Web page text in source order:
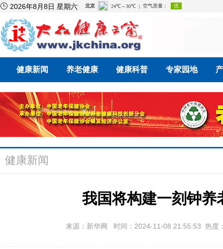
 2026年8月8日 星期六
健康新闻 养老健康 健康科普 专家园地
健康新闻
我国将构建一刻钟养
来源：新华网 时间：2024-11-08 21:55:53 热度